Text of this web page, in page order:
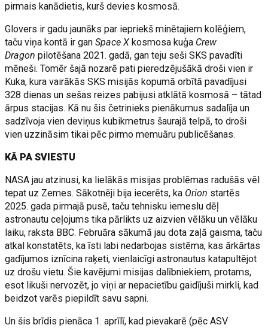
pirmais kanādietis, kurš devies kosmosā.
Glovers ir gadu jaunāks par iepriekš minētajiem kolēģiem,
taču viņa kontā ir ganSpace Xkosmosa kuģa Crew
Dragon pilotēšana 2021. gadā, gan teju seši SKS pavadīti
mēneši. Tomēr šajā nozarē pati pieredzējušākā droši vien ir
Kuka, kura vairākās SKS misijās kopumā orbītā pavadījusi
328 dienas un sešas reizes pabijusi atklātā kosmosā – tātad
ārpus stacijas. Kā nu šis četrinieks pienākumus sadalīja un
sadzīvoja vien deviņus kubikmetrus šaurajā telpā, to droši
vien uzzināsim tikai pēc pirmo memuāru publicēšanas.
KĀ PA SVIESTU
NASA jau atzinusi, ka lielākās misijas problēmas radušās vēl
tepat uz Zemes. Sākotnēji bija iecerēts, ka Orion startēs
2025. gada pirmajā pusē, taču tehnisku iemeslu dēļ
astronautu ceļojums tika pārlikts uz aizvien vēlāku un vēlāku
laiku, raksta BBC. Februāra sākumā jau dota zaļā gaisma, taču
atkal konstatēts, ka īsti labi nedarbojas sistēma, kas ārkārtas
gadījumos iznīcina raķeti, vienlaicīgi astronautus katapultējot
uz drošu vietu. Šie kavējumi misijas dalībniekiem, protams,
esot likuši nervozēt, jo viņi ar nepacietību gaidījuši mirkli, kad
beidzot varēs piepildīt savu sapni.
Un šis brīdis pienāca 1. aprīlī, kad pievakarē (pēc ASV